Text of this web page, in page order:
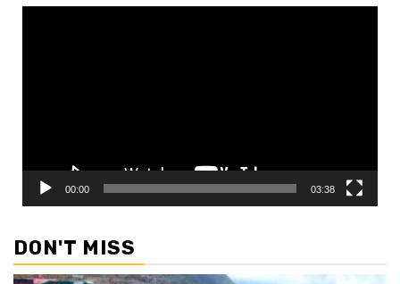
00:00 03:38
DON'T MISS